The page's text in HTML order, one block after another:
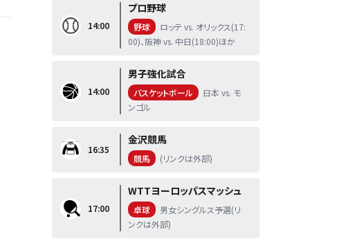
14:00
プロ野球
野球
ロッテ vs. オリックス(17:
00)、阪神 vs. 中日(18:00)ほか
14:00
男子強化試合
バスケットボール
日本 vs. モ
ンゴル
16:35
金沢競馬
競馬 (リンクは外部)
17:00
WTTヨーロッパスマッシュ
卓球
男女シングルス予選(リ
ンクは外部)